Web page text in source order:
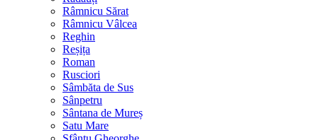
Râmnicu Sărat
Râmnicu Vâlcea
Reghin
Reșița
Roman
Rusciori
Sâmbăta de Sus
Sânpetru
Sântana de Mureș
Satu Mare